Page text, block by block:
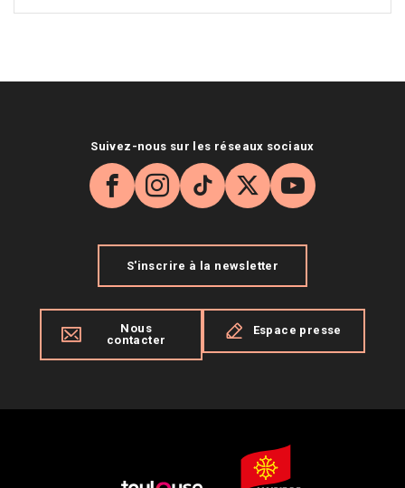
Suivez-nous sur les réseaux sociaux
Facebook
Instagram
TikTok
X YouTube
S'inscrire à la newsletter
Nous
contacter
Espace presse